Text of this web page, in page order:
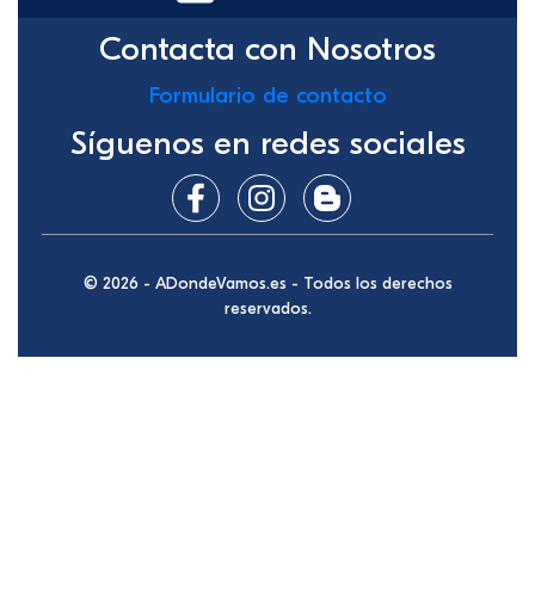
Contacta con Nosotros
Formulario de contacto
Síguenos en redes sociales
© 2026 - ADondeVamos.es - Todos los derechos
reservados.